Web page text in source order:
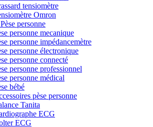
tensiomètre
Omron
personne
personne mecanique
personne impédancemètre
personne électronique
personne connecté
personne professionnel
personne médical
bébé
pèse personne
Tanita
ECG
ECG